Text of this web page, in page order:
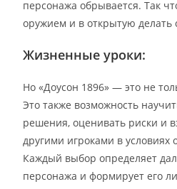
персонажа обрывается. Так
оружием и в открытую делать
Жизненные уроки:
Но «Доусон 1896» — это не
Это также возможность
решения, оценивать риски и
другими игроками в условиях
Каждый выбор определяет
персонажа и формирует его